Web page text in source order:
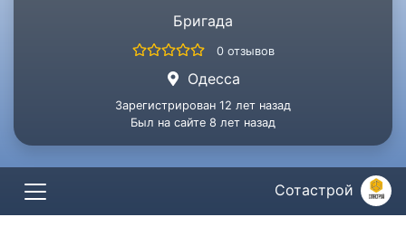
Бригада
0 отзывов
Одесса
Зарегистрирован 12 лет назад
Был на сайте 8 лет назад
Сотастрой